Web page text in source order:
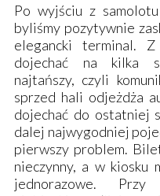
Po wyjściu z
byliśmy pozytywnie
elegancki terminal.
dojechać na kilka
najtańszy, czyli
sprzed hali odjeżdża
dojechać do ostatniej
dalej najwygodniej
pierwszy problem.
nieczynny, a w kiosku
jednorazowe.